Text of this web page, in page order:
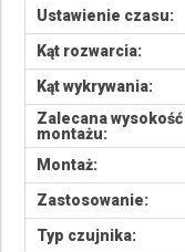
Ustawienie czasu:
Kąt rozwarcia:
Kąt wykrywania:
Zalecana wysokość
montażu:
Montaż:
Zastosowanie:
Typ czujnika: